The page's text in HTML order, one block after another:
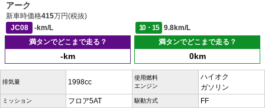
アーク
新車時価格415万円(税抜)
JC08
-km/L 10・15
9.8km/L
満タンでどこまで走る？
-km
満タンでどこまで走る？
0km
排気量 1998cc
使用燃料
エンジン
ハイオク
ガソリン
ミッション フロア5AT 駆動方式 FF